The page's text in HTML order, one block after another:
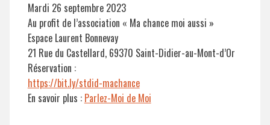
Mardi 26 septembre 2023
Au profit de l’association « Ma chance moi aussi »
Espace Laurent Bonnevay
21 Rue du Castellard, 69370 Saint-Didier-au-Mont-d’Or
Réservation :
https://bit.ly/stdid-machance
En savoir plus : Parlez-Moi de Moi